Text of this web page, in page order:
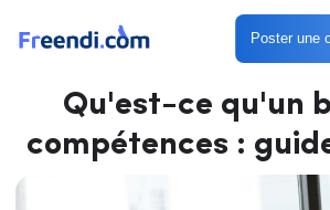
Poster une
Qu'est-ce qu'un
compétences :